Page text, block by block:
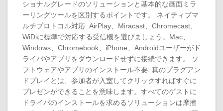
ショナルグレードのソリューションと基本的な画面ミラ
ーリングツールを区別するポイントです。 ネイティブマ
ルチプロトコル対応: AirPlay、Miracast、Chromecast、
WiDiに標準で対応する受信機を選びましょう。Mac、
Windows、Chromebook、iPhone、Androidユーザーがド
ライバやアプリをダウンロードせずに接続できます。 ソ
フトウェアやアプリのインストール不要: 真のプラグアン
ドプレイとは、参加者が入室してクリックすればすぐに
プレゼンができることを意味します。すべてのゲストに
ドライバのインストールを求めるソリューションは摩擦